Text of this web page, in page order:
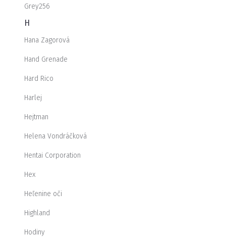
Grey256
H
Hana Zagorová
Hand Grenade
Hard Rico
Harlej
Hejtman
Helena Vondráčková
Hentai Corporation
Hex
Heľenine oči
Highland
Hodiny